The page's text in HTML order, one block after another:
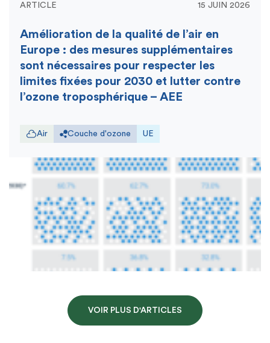
ARTICLE 15 JUIN 2026
Amélioration de la qualité de l’air en
Europe : des mesures supplémentaires
sont nécessaires pour respecter les
limites fixées pour 2030 et lutter contre
l’ozone troposphérique – AEE
Air Couche d'ozone UE
VOIR PLUS D'ARTICLES